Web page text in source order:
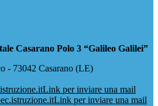
Casarano Polo 3 “Galileo Galilei”
- 73042 Casarano (LE)
Link per inviare una mail
Link per inviare una mail